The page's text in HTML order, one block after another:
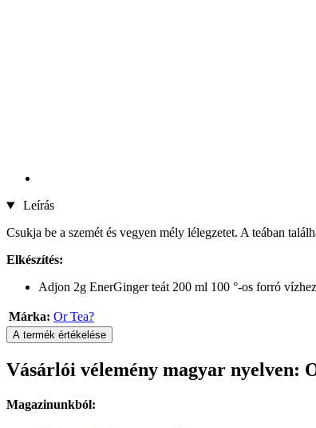
Leírás
Csukja be a szemét és vegyen mély lélegzetet. A teában
Elkészítés:
Adjon 2g EnerGinger teát 200 ml 100 °-os forró
Márka: Or Tea?
A termék értékelése
Vásárlói vélemény magyar nyelven:
Magazinunkból: